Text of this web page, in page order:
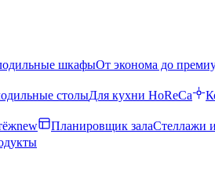
шкафыОт эконома до
столыДля кухни HoReCa
new Планировщик залаСтеллажи